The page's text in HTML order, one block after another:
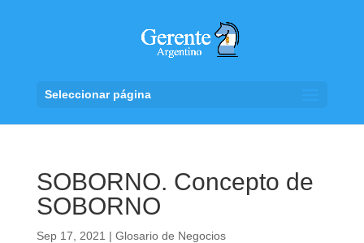
Seleccionar página
SOBORNO. Concepto de
SOBORNO
Sep 17, 2021 | Glosario de Negocios